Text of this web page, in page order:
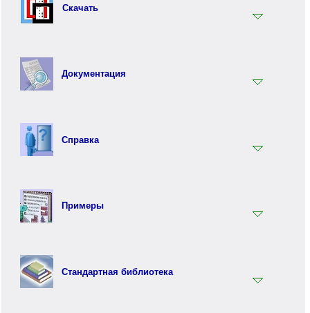
Скачать
Документация
Инструментарий
Документация
Синтаксис языка Перфолента
Практика программирования на языке Перфолента
Перфо - функциональный язык программирования
Справка
Встроенные функции
Терминология
Примеры
Примеры по стандартной библиотеке
Примеры по языку Перфо
Стандартная библиотека